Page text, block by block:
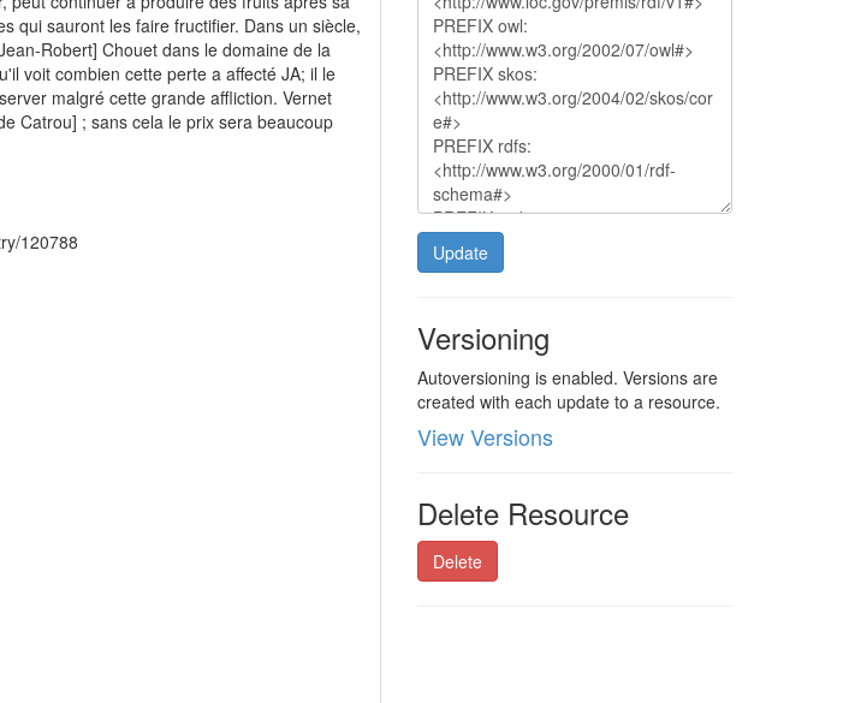
Update
Versioning
Autoversioning is enabled. Versions are
created with each update to a resource.
View Versions
Delete Resource
Delete
qui sauront les faire fructifier. Dans un siècle,
Robert] Chouet dans le domaine de la
voit combien cette perte a affecté JA; il le
malgré cette grande affliction. Vernet
Catrou] ; sans cela le prix sera beaucoup
120788